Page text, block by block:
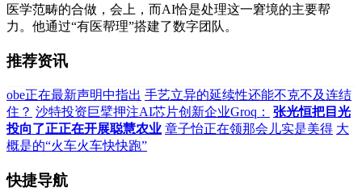
医学范畴的合做，会上，而AI恰是处理这一窘境的主要帮
力。他通过“有医帮理”搭建了数字团队。
推荐资讯
obe正在最新声明中指出 手艺立异的延续性还能不克不及连结
住？ 沙特投资巨擘押注AI芯片创新企业Groq：
张光恒把目光
投向了正正在开展聪慧农业 章子怡正在领那会儿实是美得 大
概是的“火车火车快快跑”
快捷导航